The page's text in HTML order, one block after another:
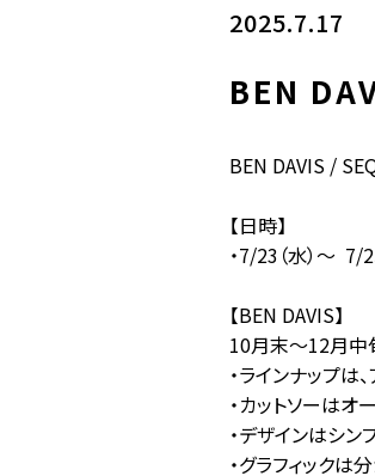
2025.7.17
BEN
BEN DAVIS /
【日時】
・7/23（水）～
【BEN DAVIS】
10月末～12月中
・ラインナップは
・カットソーは
・デザインはシン
・グラフィック